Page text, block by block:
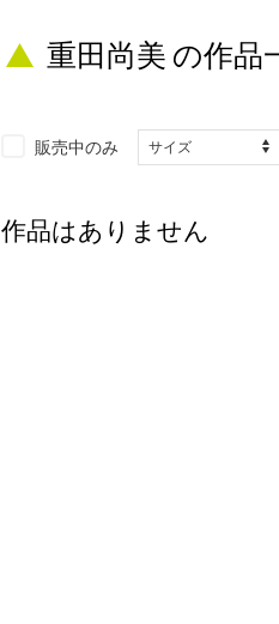
重田尚美 の作品
販売中のみ
作品はありません